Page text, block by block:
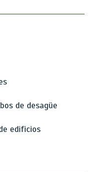
de desagüe
edificios